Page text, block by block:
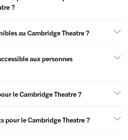
?
au Cambridge Theatre ?
aux personnes
le Cambridge Theatre ?
pour le Cambridge Theatre ?